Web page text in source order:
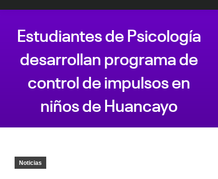
Estudiantes de Psicología
desarrollan programa de
control de impulsos en
niños de Huancayo
Noticias